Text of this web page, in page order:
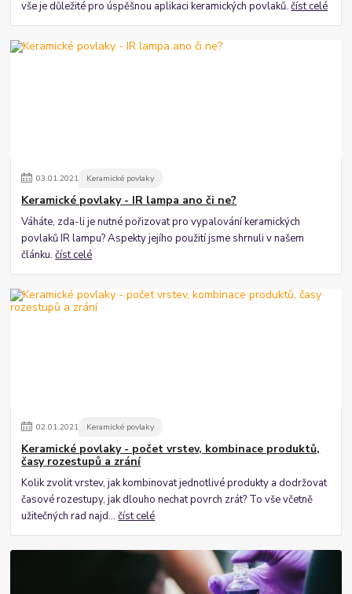
vše je důležité pro úspěšnou aplikaci keramických povlaků.číst celé
03.01.2021 Keramické povlaky
Keramické povlaky - IR lampa ano či ne?
Váháte, zda-li je nutné pořizovat pro vypalování keramických
povlaků IR lampu? Aspekty jejího použití jsme shrnuli v našem
článku.číst celé
02.01.2021 Keramické povlaky
Keramické povlaky - počet vrstev, kombinace produktů,
časy rozestupů a zrání
Kolik zvolit vrstev, jak kombinovat jednotlivé produkty a dodržovat
časové rozestupy, jak dlouho nechat povrch zrát? To vše včetně
užitečných rad najd...číst celé